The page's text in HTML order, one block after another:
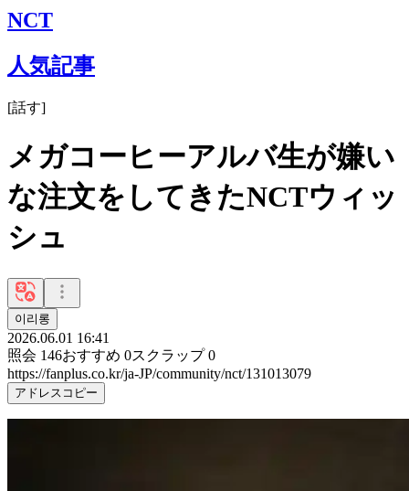
NCT
人気記事
[話す]
メガコーヒーアルバ生が嫌い
な注文をしてきたNCTウィッ
シュ
이리롱
2026.06.01 16:41
照会 146おすすめ 0スクラップ 0
https://fanplus.co.kr/ja-JP/community/nct/131013079
アドレスコピー